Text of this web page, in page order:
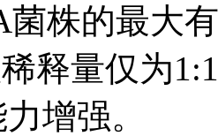
菌株的最大
释量仅为
增强。